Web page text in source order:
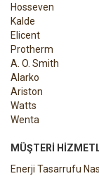
Hosseven
Kalde
Elicent
Protherm
A. O. Smith
Alarko
Ariston
Watts
Wenta
MÜŞTERI
Enerji Tasarrufu